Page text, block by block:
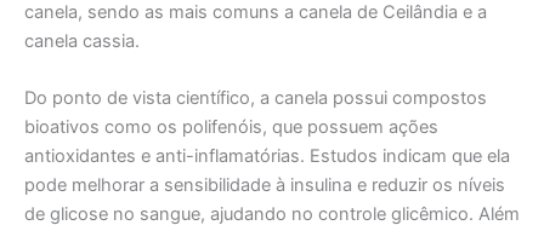
canela, sendo as mais comuns a canela de Ceilândia e a
canela cassia.
Do ponto de vista científico, a canela possui compostos
bioativos como os polifenóis, que possuem ações
antioxidantes e anti-inflamatórias. Estudos indicam que ela
pode melhorar a sensibilidade à insulina e reduzir os níveis
de glicose no sangue, ajudando no controle glicêmico. Além